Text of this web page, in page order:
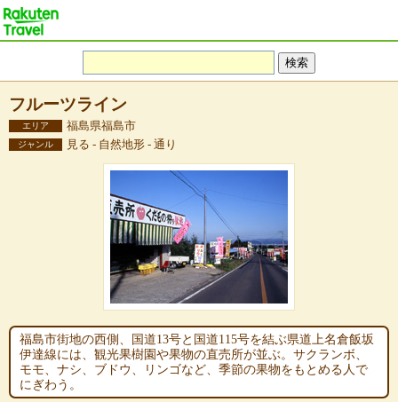
フルーツライン
エリア 福島県福島市
ジャンル 見る - 自然地形 - 通り
福島市街地の西側、国道13号と国道115号を結ぶ県道上名倉飯坂
伊達線には、観光果樹園や果物の直売所が並ぶ。サクランボ、
モモ、ナシ、ブドウ、リンゴなど、季節の果物をもとめる人で
にぎわう。